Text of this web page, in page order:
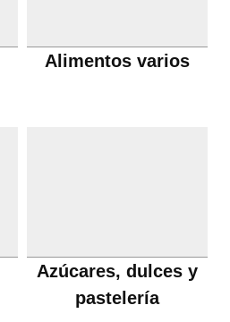
Alimentos varios
Azúcares, dulces y
pastelería